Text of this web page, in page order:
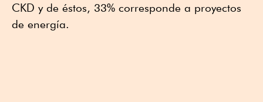
CKD y de éstos, 33% corresponde a proyectos
de energía.